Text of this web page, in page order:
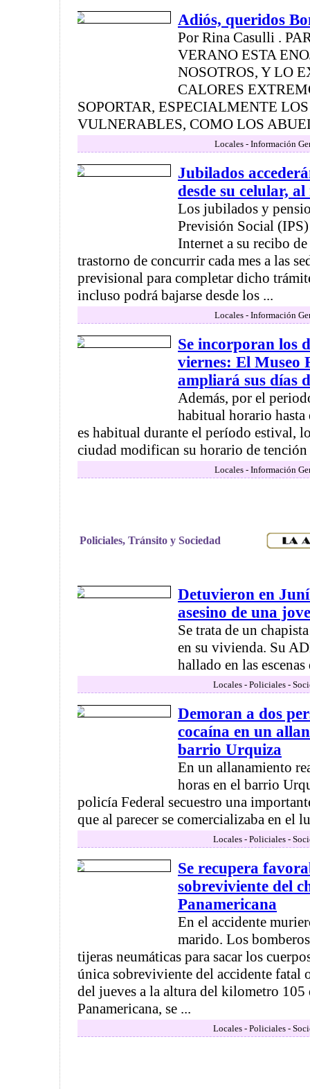
Adiós, queridos
Por Rina Casulli .
VERANO ESTA
NOSOTROS, Y LO
CALORES
SOPORTAR, ESPECIALMENTE
VULNERABLES, COMO LOS
Locales - Información
Jubilados
desde su celular,
Los jubilados y
Previsión Social
Internet a su recibo
trastorno de concurrir cada mes a las
previsional para completar dicho
incluso podrá bajarse desde los ...
Locales - Información
Se incorporan los
viernes: El Museo
ampliará sus días
Además, por el
habitual horario
es habitual durante el período estival,
ciudad modifican su horario de tención
Locales - Información
Policiales, Tránsito y Sociedad
Detuvieron en
asesino de una
Se trata de un
en su vivienda. Su
hallado en las
Locales - Policiales -
Demoran a dos
cocaína en un
barrio Urquiza
En un allanamiento
horas en el barrio
policía Federal secuestro una
que al parecer se comercializaba en el
Locales - Policiales -
Se recupera
sobreviviente del
Panamericana
En el accidente
marido. Los
tijeras neumáticas para sacar los
única sobreviviente del accidente fatal
del jueves a la altura del kilometro 105
Panamericana, se ...
Locales - Policiales -